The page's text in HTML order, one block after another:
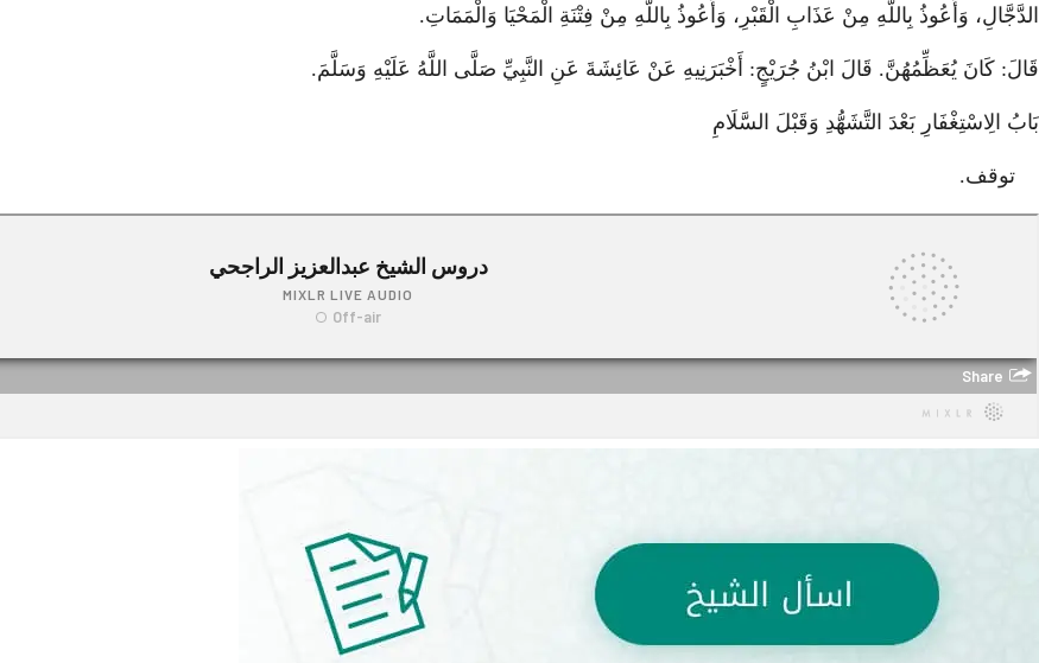
الدَّجَّالِ، وَأَعُوذُ بِاللَّهِ مِنْ عَذَابِ الْقَبْرِ، وَأَعُوذُ بِاللَّهِ مِنْ فِتْنَةِ الْمَحْيَا وَالْمَمَاتِ.
قَالَ: كَانَ يُعَظِّمُهُنَّ. قَالَ ابْنُ جُرَيْجٍ: أَخْبَرَنِيهِ عَنْ عَائِشَةَ عَنِ النَّبِيِّ صَلَّى اللَّهُ عَلَيْهِ وَسَلَّمَ.
بَابُ الِاسْتِغْفَارِ بَعْدَ التَّشَهُّدِ وَقَبْلَ السَّلَامِ
توقف.